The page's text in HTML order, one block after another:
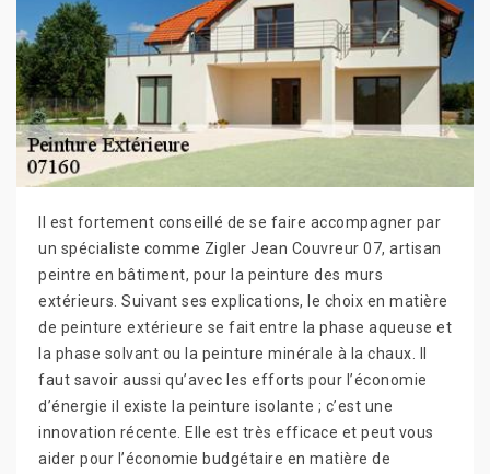
Il est fortement conseillé de se faire accompagner par
un spécialiste comme Zigler Jean Couvreur 07, artisan
peintre en bâtiment, pour la peinture des murs
extérieurs. Suivant ses explications, le choix en matière
de peinture extérieure se fait entre la phase aqueuse et
la phase solvant ou la peinture minérale à la chaux. Il
faut savoir aussi qu’avec les efforts pour l’économie
d’énergie il existe la peinture isolante ; c’est une
innovation récente. Elle est très efficace et peut vous
aider pour l’économie budgétaire en matière de